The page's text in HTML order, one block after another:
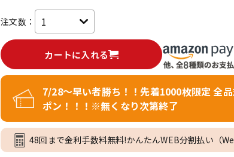
注文数：
カートに入れる
7/28～早い者勝ち！！先着1000枚限定 全
ポン！！！※無くなり次第終了
48回まで金利手数料無料!かんたんWEB分割払い（